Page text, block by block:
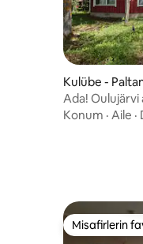
Kulübe -
Ada! Oulujärvi
Konum · Aile ·
Misafirlerin
Misafirlerin